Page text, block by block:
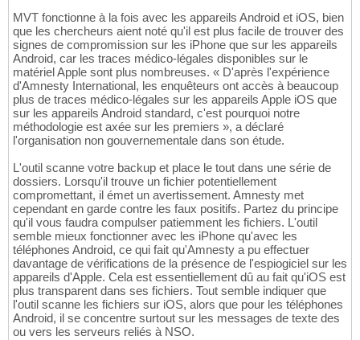
MVT fonctionne à la fois avec les appareils Android et iOS, bien
que les chercheurs aient noté qu'il est plus facile de trouver des
signes de compromission sur les iPhone que sur les appareils
Android, car les traces médico-légales disponibles sur le
matériel Apple sont plus nombreuses. « D'après l'expérience
d'Amnesty International, les enquêteurs ont accès à beaucoup
plus de traces médico-légales sur les appareils Apple iOS que
sur les appareils Android standard, c'est pourquoi notre
méthodologie est axée sur les premiers », a déclaré
l'organisation non gouvernementale dans son étude.
L'outil scanne votre backup et place le tout dans une série de
dossiers. Lorsqu'il trouve un fichier potentiellement
compromettant, il émet un avertissement. Amnesty met
cependant en garde contre les faux positifs. Partez du principe
qu'il vous faudra compulser patiemment les fichiers. L'outil
semble mieux fonctionner avec les iPhone qu'avec les
téléphones Android, ce qui fait qu'Amnesty a pu effectuer
davantage de vérifications de la présence de l'espiogiciel sur les
appareils d'Apple. Cela est essentiellement dû au fait qu'iOS est
plus transparent dans ses fichiers. Tout semble indiquer que
l'outil scanne les fichiers sur iOS, alors que pour les téléphones
Android, il se concentre surtout sur les messages de texte des
ou vers les serveurs reliés à NSO.